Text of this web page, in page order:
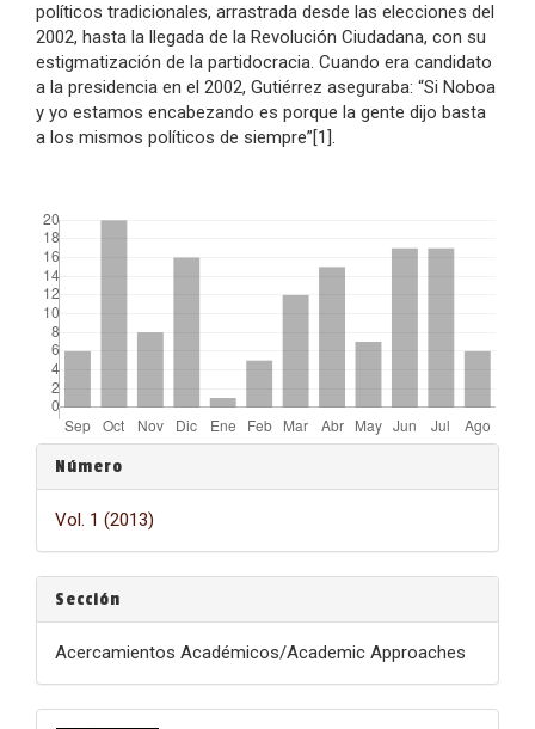
políticos tradicionales, arrastrada desde las elecciones del
2002, hasta la llegada de la Revolución Ciudadana, con su
estigmatización de la partidocracia. Cuando era candidato
a la presidencia en el 2002, Gutiérrez aseguraba: “Si Noboa
y yo estamos encabezando es porque la gente dijo basta
a los mismos políticos de siempre”[1].
Detalles
del
artículo
Número
Vol. 1 (2013)
Sección
Acercamientos Académicos/Academic Approaches